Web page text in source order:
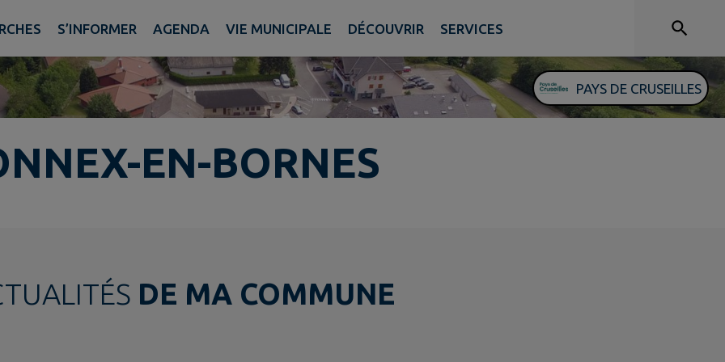
S’INFORMER AGENDA VIE MUNICIPALE DÉCOUVRIR SERVICES
PAYS DE CRUSEILLES
EN-BORNES
DE MA COMMUNE